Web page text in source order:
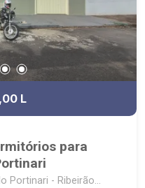
L
para
Portinari - Ribeirão